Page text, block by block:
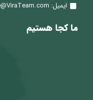
ایمیل: Sale@ViraTeam.com
ما کجا هستیم